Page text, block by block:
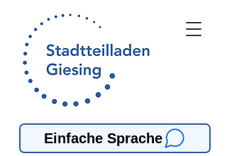
Einfache Sprache